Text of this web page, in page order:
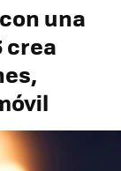
una
crea